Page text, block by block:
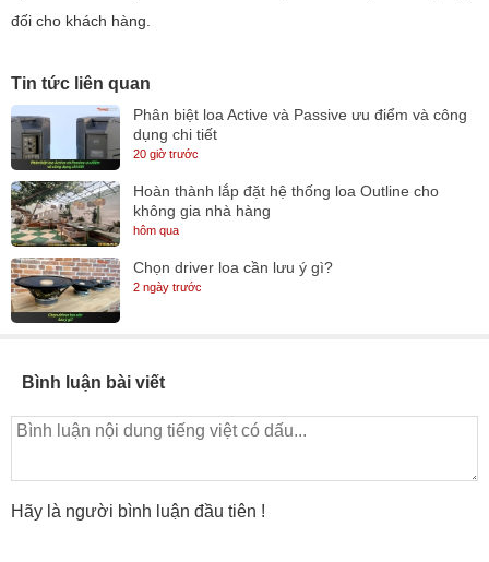
đối cho khách hàng.
Tin tức liên quan
Phân biệt loa Active và Passive ưu điểm và công
dụng chi tiết
20 giờ trước
Hoàn thành lắp đặt hệ thống loa Outline cho
không gia nhà hàng
hôm qua
Chọn driver loa cần lưu ý gì?
2 ngày trước
Bình luận bài viết
Hãy là người bình luận đầu tiên !